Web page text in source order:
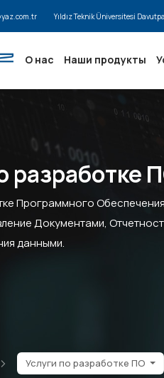
Yıldız Teknik Üniversitesi
О нас Наши продукты
разработке
Программного
Документами,
данными.
Услуги по разработке ПО